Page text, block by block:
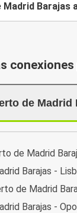
Barajas
de Madrid
de Madrid
Barajas -
de Madrid
Barajas -